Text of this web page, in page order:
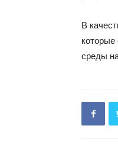
В
среды